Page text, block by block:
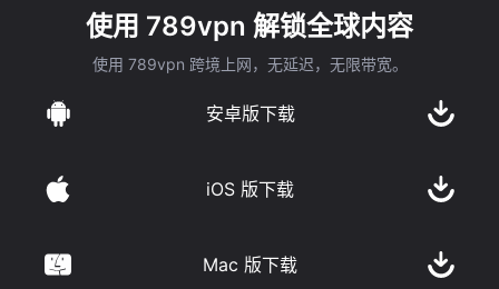
使用 789vpn 解锁全球内容
使用 789vpn 跨境上网，无延迟，无限带宽。
安卓版下载
iOS 版下载
Mac 版下载